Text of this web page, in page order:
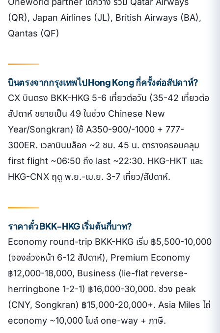
(QR), Japan Airlines (JL), British Airways (BA),
Qantas (QF)
บินตรงจากกรุงเทพไป Hong Kong กี่ครั้งต่อสัปดาห์?
CX บินตรง BKK-HKG 5-6 เที่ยวต่อวัน (35-42 เที่ยวต่อ
สัปดาห์ ขยายเป็น 49 ในช่วง Chinese New
Year/Songkran) ใช้ A350-900/-1000 + 777-
300ER. เวลาบินบล็อก ~2 ชม. 45 น. ตารางครอบคลุม
first flight ~06:50 ถึง last ~22:30. HKG-HKT และ
HKG-CNX ฤดู พ.ย.-เม.ย. 3-7 เที่ยว/สัปดาห์.
ราคาตั๋ว BKK-HKG เริ่มต้นกี่บาท?
Economy round-trip BKK-HKG เริ่ม ฿5,500-10,000
(จองล่วงหน้า 6-12 สัปดาห์), Premium Economy
฿12,000-18,000, Business (lie-flat reverse-
herringbone 1-2-1) ฿16,000-30,000. ช่วง peak
(CNY, Songkran) ฿15,000-20,000+. Asia Miles ไถ่
economy ~10,000 ไมล์ one-way + ภาษี.